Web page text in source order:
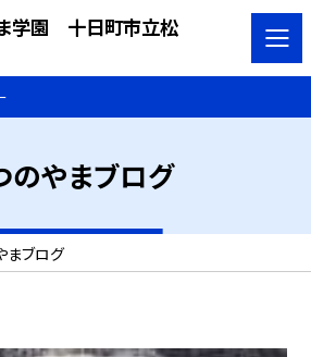
学園 十日町市立松
のやまブログ
まブログ